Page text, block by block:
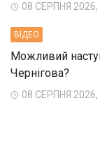
08 СЕРПНЯ 2026,
ВIДЕО
Можливий
Чернігова?
08 СЕРПНЯ 2026,